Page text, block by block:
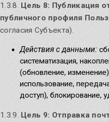
1.3.8. Цель 8: Публикация
публичного профиля
согласия Субъекта).
Действия с данными:
систематизация,
(обновление,
использование,
доступ), блокирование,
1.3.9. Цель 9: Отправка